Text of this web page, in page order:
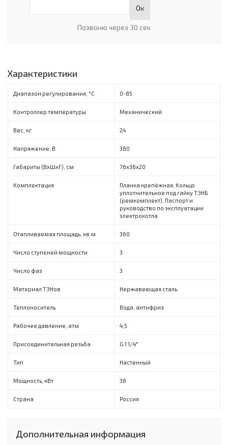
Ок
Позвоню через 30 сек
Характеристики
Диапазон регулирования, °С 0-85
Контроллер температуры Механический
Вес, кг 24
Напряжение, В 380
Габариты (ВхШхГ), см 76х36х20
Комплектация
Планка крепёжная, Кольцо
уплотнительное под гайку ТЭНБ
(ремкомплект), Паспорт и
руководство по эксплуатации
электрокотла
Отапливаемая площадь, кв.м 360
Число ступеней мощности 3
Число фаз 3
Материал ТЭНов Нержавеющая сталь
Теплоноситель Вода, антифриз
Рабочее давление, атм 4,5
Присоединительная резьба G 1 1/4"
Тип Настенный
Мощность, кВт 36
Страна Россия
Дополнительная информация